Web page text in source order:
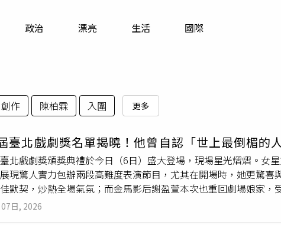
運勢
政治 漂亮 生活 國際
創作 陳柏霖 入圍 更多
臺北戲劇獎名單揭曉！他曾自認「世上最倒楣的
北戲劇獎頒獎典禮於今日（6日）盛大登場，現場星光熠熠。女
現驚人實力包辦兩段高難度表演節目，尤其在開場時，她更驚
默契，炒熱全場氣氛；而金馬影后謝盈萱本次也重回劇場娘家，
義。在備受矚目的演員獎項部分，獲得評審盛讚風格多變的宮
員獎，他在台上領獎時，提及2021年疫情是劇場人最痛苦的一年
日, 2026